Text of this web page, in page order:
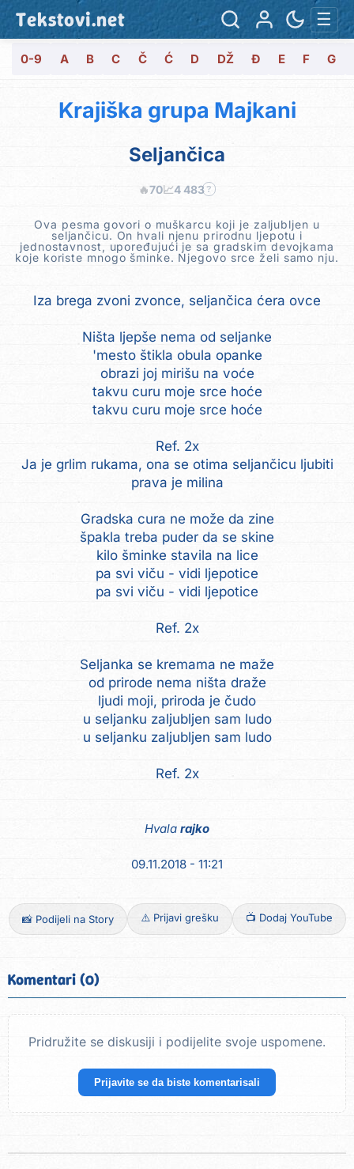
Tekstovi.net ☰
0-9 A B C Č Ć D DŽ Đ E F G
Krajiška grupa Majkani
Seljančica
🔥70📈4 483 ?
Ova pesma govori o muškarcu koji je zaljubljen u
seljančicu. On hvali njenu prirodnu ljepotu i
jednostavnost, upoređujući je sa gradskim devojkama
koje koriste mnogo šminke. Njegovo srce želi samo nju.
Iza brega zvoni zvonce, seljančica ćera ovce
Ništa ljepše nema od seljanke
'mesto štikla obula opanke
obrazi joj mirišu na voće
takvu curu moje srce hoće
takvu curu moje srce hoće
Ref. 2x
Ja je grlim rukama, ona se otima seljančicu ljubiti
prava je milina
Gradska cura ne može da zine
špakla treba puder da se skine
kilo šminke stavila na lice
pa svi viču - vidi ljepotice
pa svi viču - vidi ljepotice
Ref. 2x
Seljanka se kremama ne maže
od prirode nema ništa draže
ljudi moji, priroda je čudo
u seljanku zaljubljen sam ludo
u seljanku zaljubljen sam ludo
Ref. 2x
Hvala rajko
09.11.2018 - 11:21
📸 Podijeli na Story ⚠️ Prijavi grešku 📺 Dodaj YouTube
Komentari (0)
Pridružite se diskusiji i podijelite svoje uspomene.
Prijavite se da biste komentarisali